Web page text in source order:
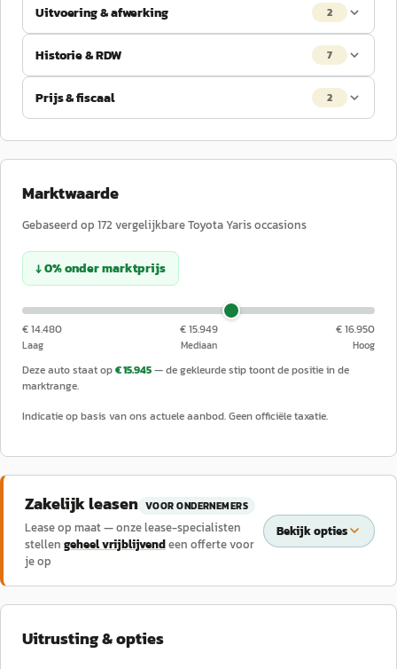
Uitvoering & afwerking 2
Historie & RDW 7
Prijs & fiscaal 2
Marktwaarde
Gebaseerd op 172 vergelijkbareToyotaYarisoccasions
↓0%ondermarktprijs
€ 14.480
Laag
€ 15.949
Mediaan
€ 16.950
Hoog
Deze auto staat op€ 15.945— de gekleurde stip toont de positie in de
marktrange.
Indicatie op basis van ons actuele aanbod. Geen officiële taxatie.
Zakelijk leasen VOOR ONDERNEMERS
Lease op maat — onze lease-specialisten
stellen geheel vrijblijvendeen offerte voor
je op
Bekijk opties
Uitrusting & opties